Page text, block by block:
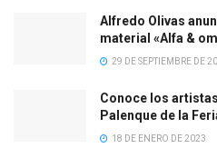
Alfredo Olivas
material «Alfa &
29 DE SEPTIEMBRE DE
Conoce los
Palenque de la
18 DE ENERO DE 2023